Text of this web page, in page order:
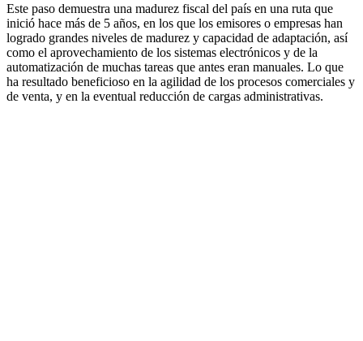
Este paso demuestra una madurez fiscal del país en una ruta que
inició hace más de 5 años, en los que los emisores o empresas han
logrado grandes niveles de madurez y capacidad de adaptación, así
como el aprovechamiento de los sistemas electrónicos y de la
automatización de muchas tareas que antes eran manuales. Lo que
ha resultado beneficioso en la agilidad de los procesos comerciales y
de venta, y en la eventual reducción de cargas administrativas.